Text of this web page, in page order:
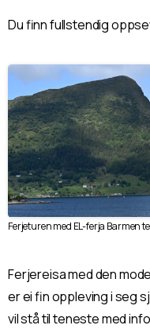
Du finn fullstendig
Ferjeturen med EL-ferja Barmen
Ferjereisa med den
er ei fin oppleving i seg
vil stå til teneste med